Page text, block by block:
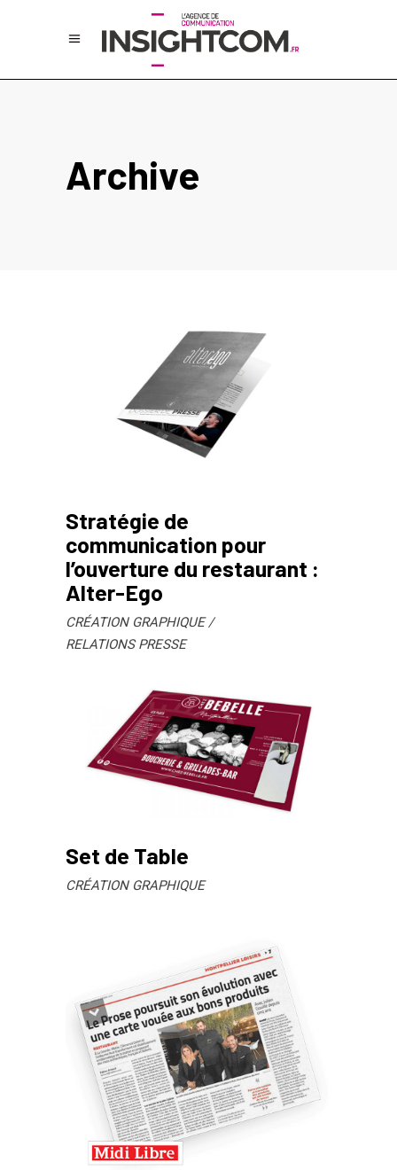
Archive
Stratégie de
communication pour
l’ouverture du restaurant :
Alter-Ego
CRÉATION GRAPHIQUE
RELATIONS PRESSE
Set de Table
CRÉATION GRAPHIQUE